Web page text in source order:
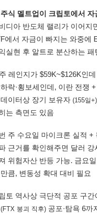
식 멜트업이 크립토에서
디아 반도체 랠리가 이어지
에서 자금이 빠지는 와중에
실현 후 알트로 분산하는 패
레인지가 $59K~$126K인
락·횡보세인데, 이란 전쟁
이터상 장기 보유자 (155일+)
는 측면도 있음
주 수요일 마이크론 실적
근거를 확인해주면 달러
위험자산 반등 가능. 금요
큼, 변동성 확대 대비 필요
토 역사상 극단적 공포 구
(FTX 붕괴 직후) 공포·탐욕 6까